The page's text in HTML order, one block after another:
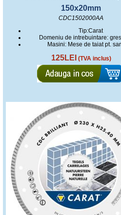
150x20mm
CDC1502000AA
Tip:Carat
Domeniu de intrebuintare:
Masini: Mese de taiat pt.
125LEI (TVA inclus)